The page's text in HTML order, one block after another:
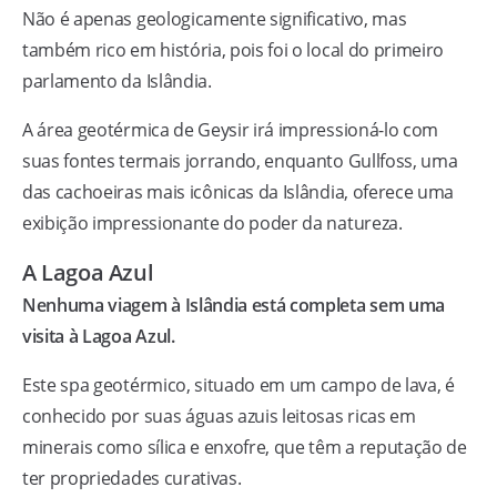
Não é apenas geologicamente significativo, mas
também rico em história, pois foi o local do primeiro
parlamento da Islândia.
A área geotérmica de Geysir irá impressioná-lo com
suas fontes termais jorrando, enquanto Gullfoss, uma
das cachoeiras mais icônicas da Islândia, oferece uma
exibição impressionante do poder da natureza.
A Lagoa Azul
Nenhuma viagem à Islândia está completa sem uma
visita à Lagoa Azul.
Este spa geotérmico, situado em um campo de lava, é
conhecido por suas águas azuis leitosas ricas em
minerais como sílica e enxofre, que têm a reputação de
ter propriedades curativas.